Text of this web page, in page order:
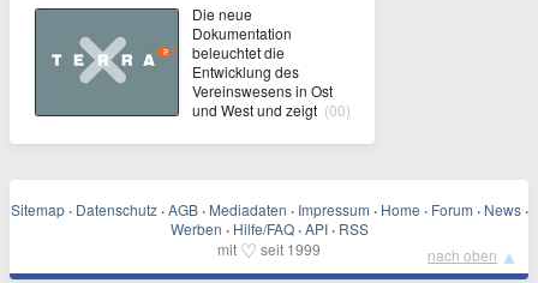
Die neue
Dokumentation
beleuchtet die
Entwicklung des
Vereinswesens in Ost
und West und zeigt (00)
Sitemap · Datenschutz · AGB · Mediadaten · Impressum · Home · Forum · News ·
Werben · Hilfe/FAQ · API · RSS
mit ♡ seit 1999 nach oben ▲